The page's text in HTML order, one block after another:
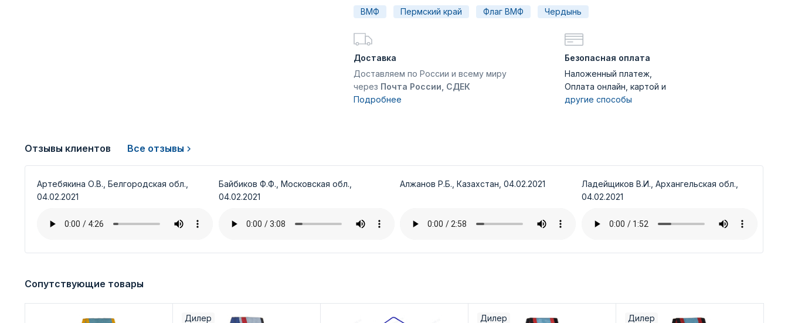
ВМФ
Пермский край Флаг ВМФ Чердынь
Доставка
Доставляем по России и всему миру
через Почта России, СДЕК
Подробнее
Безопасная оплата
Наложенный платеж,
Оплата онлайн, картой и
другие способы
Отзывы клиентов Все отзывы
Артебякина О.В., Белгородская обл.,
04.02.2021
Байбиков Ф.Ф., Московская обл.,
04.02.2021
Алжанов Р.Б., Казахстан, 04.02.2021
Ладейщиков В.И., Архангельская обл.,
04.02.2021
Сопутствующие товары
Дилер Дилер Дилер